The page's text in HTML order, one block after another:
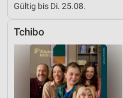
Gültig bis Di. 25.08.
Tchibo